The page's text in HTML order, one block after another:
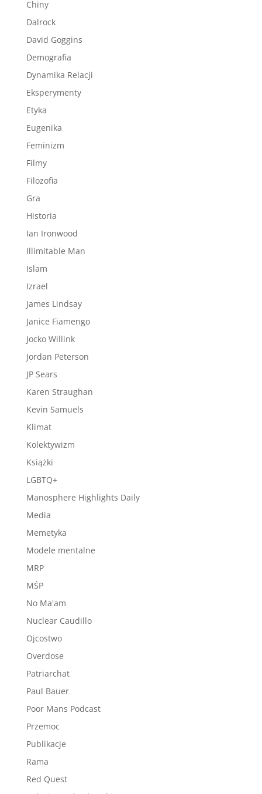
Chiny
Dalrock
David Goggins
Demografia
Dynamika Relacji
Eksperymenty
Etyka
Eugenika
Feminizm
Filmy
Filozofia
Gra
Historia
Ian Ironwood
Illimitable Man
Islam
Izrael
James Lindsay
Janice Fiamengo
Jocko Willink
Jordan Peterson
JP Sears
Karen Straughan
Kevin Samuels
Klimat
Kolektywizm
Książki
LGBTQ+
Manosphere Highlights Daily
Media
Memetyka
Modele mentalne
MRP
MŚP
No Ma'am
Nuclear Caudillo
Ojcostwo
Overdose
Patriarchat
Paul Bauer
Poor Mans Podcast
Przemoc
Publikacje
Rama
Red Quest